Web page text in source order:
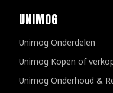
UNIMOG
Unimog Onderdelen
Unimog Kopen of
Unimog Onderhoud &